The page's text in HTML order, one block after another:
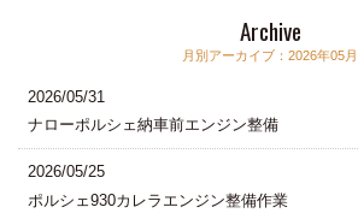
Archive
月別アーカイブ：2026年05月
2026/05/31
ナローポルシェ納車前エンジン整備
2026/05/25
ポルシェ930カレラエンジン整備作業